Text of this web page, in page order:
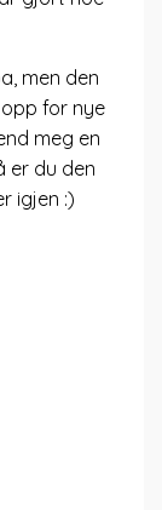
men den
for nye
meg en
er du den
igjen :)